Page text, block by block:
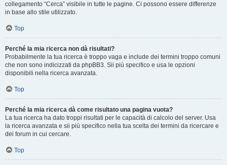
collegamento “Cerca” visibile in tutte le pagine. Ci possono essere differenze
in base allo stile utilizzato.
Top
Perché la mia ricerca non dà risultati?
Probabilmente la tua ricerca è troppo vaga e include dei termini troppo comuni
che non sono indicizzati da phpBB3. Sii più specifico e usa le opzioni
disponibili nella ricerca avanzata.
Top
Perché la mia ricerca dà come risultato una pagina vuota?
La tua ricerca ha dato troppi risultati per le capacità di calcolo del server. Usa
la ricerca avanzata e sii più specifico nella tua scelta dei termini da ricercare e
dei forum in cui cercare.
Top